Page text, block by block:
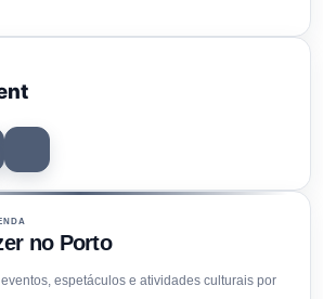
no Porto
espetáculos e atividades culturais por